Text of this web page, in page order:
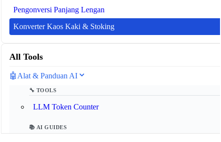
Pengonversi Panjang Lengan
Konverter Kaos Kaki & Stoking
All Tools
🤖 Alat & Panduan AI
🔧 TOOLS
LLM Token Counter
📚 AI GUIDES